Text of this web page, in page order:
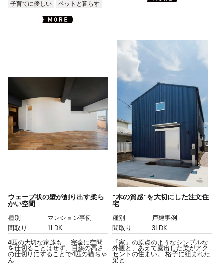
子育てに優しい
ペットと暮らす
ウェーブ状の壁が創り出す柔ら
かい空間
種別
マンション事例
間取り
1LDK
4匹の大切な家族も… 完全に空間
を仕切ることはせず、目線の高さ
の仕切りにすることで4匹の猫ちゃ
ん...
“木の質感”を大切にした注文住
宅
種別
戸建事例
間取り
3LDK
「家」の原点のようなシンプルな
外観と、あえて露出した梁がアク
セントの住まい。 格子に組まれた
梁と...